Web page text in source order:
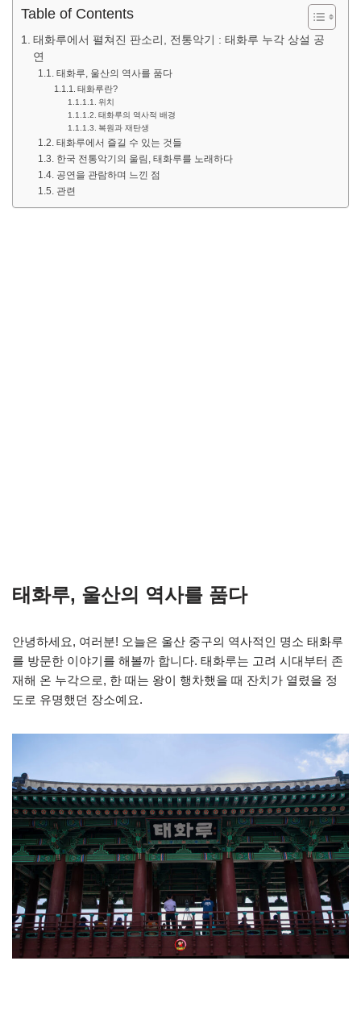
Table of Contents
태화루에서 펼쳐진 판소리, 전통악기 : 태화루 누각 상설 공
연
태화루, 울산의 역사를 품다
태화루란?
위치
태화루의 역사적 배경
복원과 재탄생
태화루에서 즐길 수 있는 것들
한국 전통악기의 울림, 태화루를 노래하다
공연을 관람하며 느낀 점
관련
태화루, 울산의 역사를 품다
안녕하세요, 여러분! 오늘은 울산 중구의 역사적인 명소 태화루
를 방문한 이야기를 해볼까 합니다. 태화루는 고려 시대부터 존
재해 온 누각으로, 한 때는 왕이 행차했을 때 잔치가 열렸을 정
도로 유명했던 장소예요.